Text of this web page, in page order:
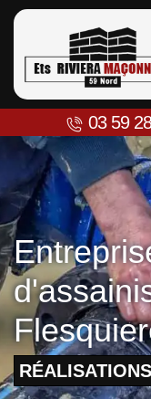
03 59
RÉALISATIONS